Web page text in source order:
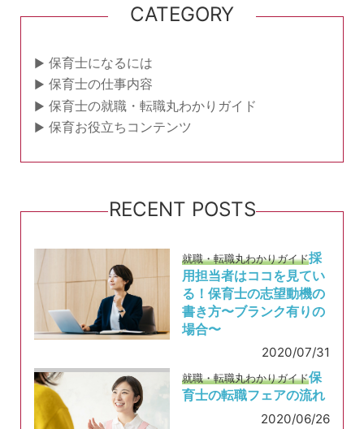
CATEGORY
保育士になるには
保育士の仕事内容
保育士の就職・転職丸わかりガイド
保育お役立ちコンテンツ
RECENT POSTS
就職・転職丸わかりガイド採
用担当者はココを見てい
る！保育士の志望動機の
書き方〜ブランク有りの
場合〜
2020/07/31
就職・転職丸わかりガイド保
育士の転職フェアの流れ
2020/06/26